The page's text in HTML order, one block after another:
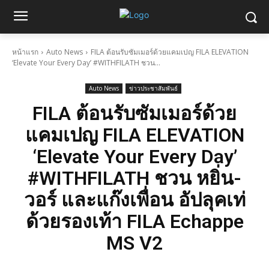
หน้าแรก Auto News
FILA ต้อนรับซัมเมอร์ด้วยแคมเปญ FILA ELEVATION
‘Elevate Your Every Day’ #WITHFILATH ชวน...
Auto News ข่าวประชาสัมพันธ์
FILA ต้อนรับซัมเมอร์ด้วย
แคมเปญ FILA ELEVATION
‘Elevate Your Every Day’
#WITHFILATH ชวน หยิ่น-
วอร์ และแก๊งเพื่อน อัปลุคเท่
ด้วยรองเท้า FILA Echappe
MS V2